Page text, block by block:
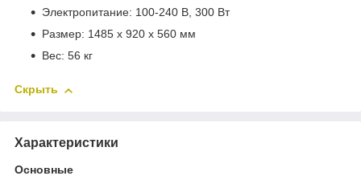
Электропитание: 100-240 В, 300 Вт
Размер: 1485 x 920 x 560 мм
Вес: 56 кг
Скрыть
Характеристики
Основные